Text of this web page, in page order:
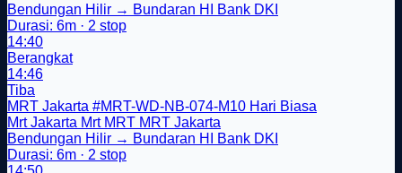
Bendungan Hilir → Bundaran HI Bank DKI
Durasi: 6m · 2 stop
14:40
Berangkat
14:46
Tiba
MRT Jakarta #MRT-WD-NB-074-M10 Hari Biasa
Mrt Jakarta Mrt MRT MRT Jakarta
Bendungan Hilir → Bundaran HI Bank DKI
Durasi: 6m · 2 stop